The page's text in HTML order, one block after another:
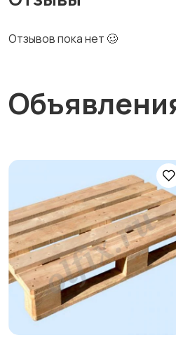
Отзывов пока нет 🥴